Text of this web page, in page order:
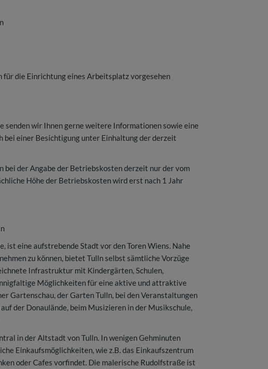
die Einrichtung eines Arbeitsplatz vorgesehen
senden wir Ihnen gerne weitere Informationen sowie eine
bei einer Besichtigung unter Einhaltung der derzeit
bei der Angabe der Betriebskosten derzeit nur der vom
Höhe der Betriebskosten wird erst nach 1 Jahr
ist eine aufstrebende Stadt vor den Toren Wiens. Nahe
zu können, bietet Tulln selbst sämtliche Vorzüge
Infrastruktur mit Kindergärten, Schulen,
Möglichkeiten für eine aktive und attraktive
Gartenschau, der Garten Tulln, bei den Veranstaltungen
der Donaulände, beim Musizieren in der Musikschule,
in der Altstadt von Tulln. In wenigen Gehminuten
Einkaufsmöglichkeiten, wie z.B. das Einkaufszentrum
oder Cafes vorfindet. Die malerische Rudolfstraße ist